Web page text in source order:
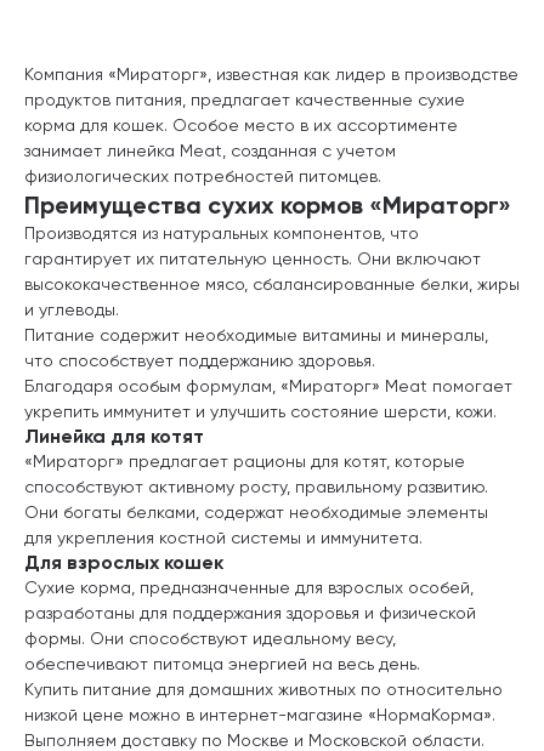
Компания «Мираторг», известная как лидер в производстве
продуктов питания, предлагает качественные сухие
корма для кошек. Особое место в их ассортименте
занимает линейка Meat, созданная с учетом
физиологических потребностей питомцев.
Преимущества сухих кормов «Мираторг»
Производятся из натуральных компонентов, что
гарантирует их питательную ценность. Они включают
высококачественное мясо, сбалансированные белки, жиры
и углеводы.
Питание содержит необходимые витамины и минералы,
что способствует поддержанию здоровья.
Благодаря особым формулам, «Мираторг» Meat помогает
укрепить иммунитет и улучшить состояние шерсти, кожи.
Линейка для котят
«Мираторг» предлагает рационы для котят, которые
способствуют активному росту, правильному развитию.
Они богаты белками, содержат необходимые элементы
для укрепления костной системы и иммунитета.
Для взрослых кошек
Сухие корма, предназначенные для взрослых особей,
разработаны для поддержания здоровья и физической
формы. Они способствуют идеальному весу,
обеспечивают питомца энергией на весь день.
Купить питание для домашних животных по относительно
низкой цене можно в интернет-магазине «НормаКорма».
Выполняем доставку по Москве и Московской области.